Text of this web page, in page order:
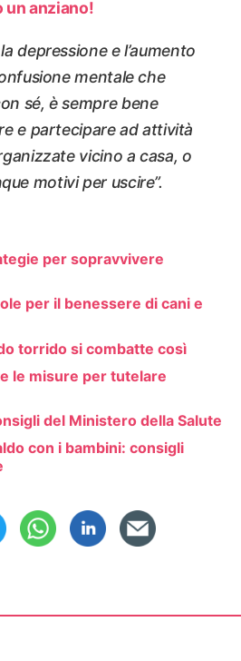
un anziano!
depressione e l’aumento
mentale che
sé, è sempre bene
e partecipare ad attività
vicino a casa, o
motivi per uscire”.
per sopravvivere
per il benessere di cani e
torrido si combatte così
le misure per tutelare
del Ministero della Salute
con i bambini: consigli